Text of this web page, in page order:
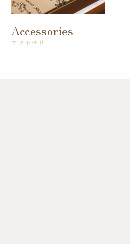
Accessories
アクセサリー